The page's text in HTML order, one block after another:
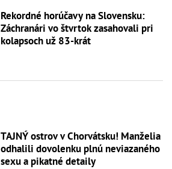
Rekordné horúčavy na Slovensku:
Záchranári vo štvrtok zasahovali pri
kolapsoch už 83-krát
TAJNÝ ostrov v Chorvátsku! Manželia
odhalili dovolenku plnú neviazaného
sexu a pikatné detaily